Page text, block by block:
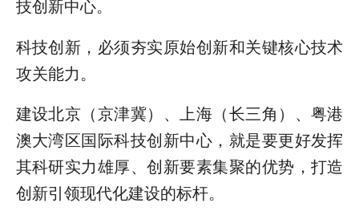
技创新中心。
科技创新，必须夯实原始创新和关键核心技术
攻关能力。
建设北京（京津冀）、上海（长三角）、粤港
澳大湾区国际科技创新中心，就是要更好发挥
其科研实力雄厚、创新要素集聚的优势，打造
创新引领现代化建设的标杆。